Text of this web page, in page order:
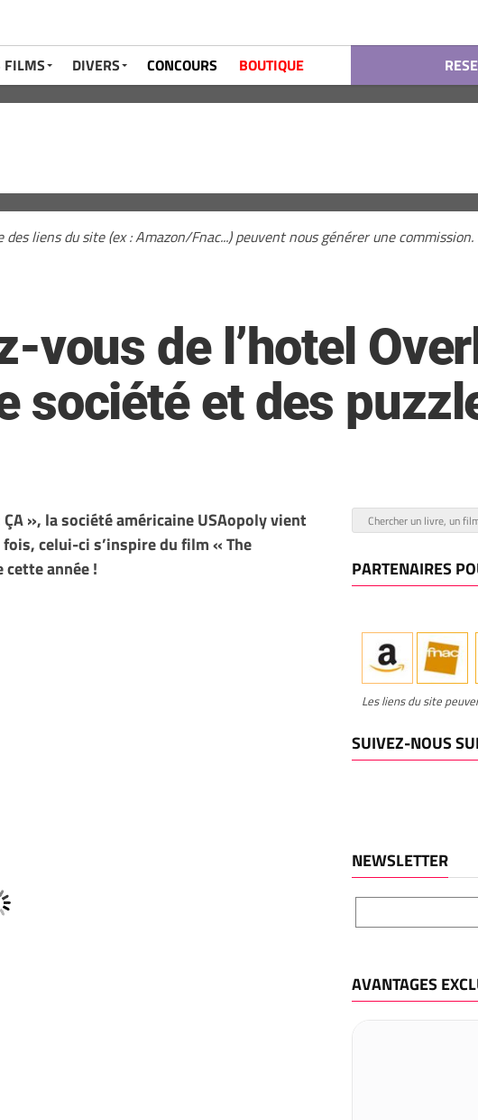
FILMS DIVERS CONCOURS BOUTIQUE
liens du site (ex : Amazon/Fnac...) peuvent nous générer une commission.
vous de l’hotel
société et des
», la société américaine USAopoly vient
celui-ci s’inspire du film « The
année !
PARTENAIRES
Les liens du site
SUIVEZ-NOUS
NEWSLETTER
AVANTAGES